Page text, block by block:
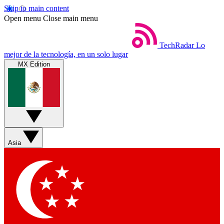
Skip to main content
Open menu Close main menu
TechRadar Lo
mejor de la tecnología, en un solo lugar
MX Edition
Asia